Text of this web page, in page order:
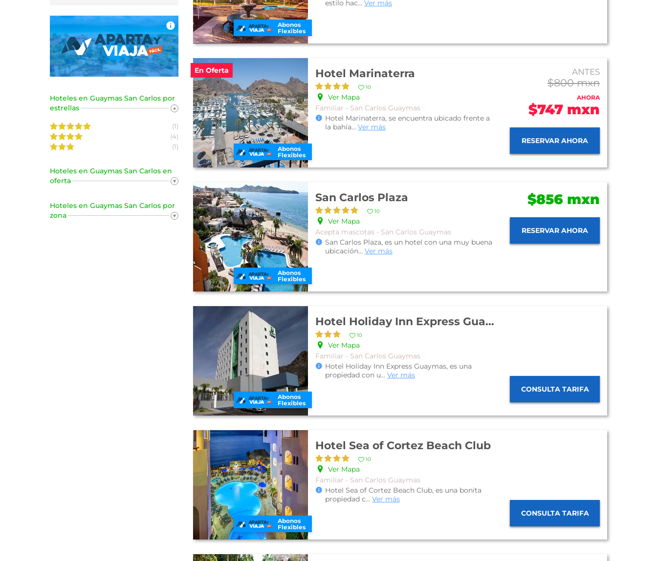
Hoteles en Guaymas San Carlos por
estrellas
(1)
(4)
(1)
Hoteles en Guaymas San Carlos en
oferta
Hoteles en Guaymas San Carlos por
zona
Abonos
Flexibles
estilo hac...Ver más
En Oferta
Abonos
Flexibles
Hotel Marinaterra
10
Ver Mapa
Familiar - San Carlos Guaymas
Hotel Marinaterra, se encuentra ubicado frente a
la bahía...Ver más
ANTES
$800 mxn
AHORA
$747 mxn
RESERVAR AHORA
Abonos
Flexibles
San Carlos Plaza
10
Ver Mapa
Acepta mascotas - San Carlos Guaymas
San Carlos Plaza, es un hotel con una muy buena
ubicación...Ver más
$856 mxn
RESERVAR AHORA
Abonos
Flexibles
Hotel Holiday Inn Express Guaymas
10
Ver Mapa
Familiar - San Carlos Guaymas
Hotel Holiday Inn Express Guaymas, es una
propiedad con u...Ver más
CONSULTA TARIFA
Abonos
Flexibles
Hotel Sea of Cortez Beach Club
10
Ver Mapa
Familiar - San Carlos Guaymas
Hotel Sea of Cortez Beach Club, es una bonita
propiedad c...Ver más
CONSULTA TARIFA